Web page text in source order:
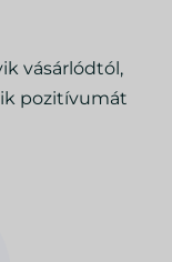
vásárlódtól,
pozitívumát